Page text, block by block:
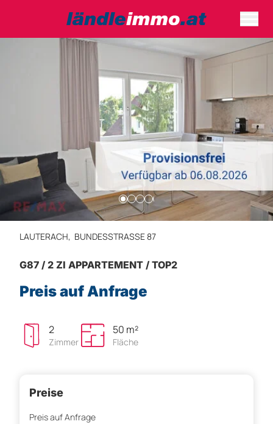
LAUTERACH, BUNDESSTRASSE 87
G87 / 2 ZI APPARTEMENT / TOP2
Preis auf Anfrage
2
Zimmer
50 m²
Fläche
Preise
Preis auf Anfrage